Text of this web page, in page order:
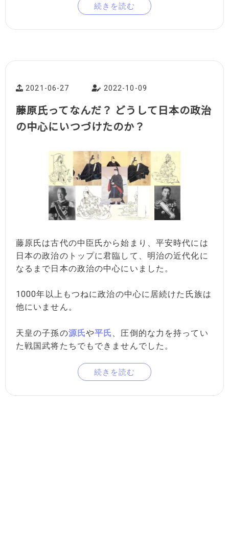
続きを読む
2021-06-27 2022-10-09
藤原氏ってなんだ？ どうして日本の政治
の中心にいつづけたのか？
藤原氏は古代の中臣氏から始まり、平安時代には
日本の政治のトップに君臨して、明治の近代化に
なるまで日本の政治の中心にいました。
1000年以上もつねに政治の中心に居続けた氏族は
他にいません。
天皇の子孫の源氏や平氏 、圧倒的な力を持ってい
た戦国武将たちでもできませんでした。
続きを読む